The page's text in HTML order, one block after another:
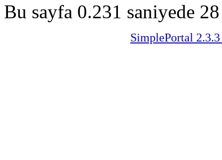
Bu sayfa 0.231 saniyede
SimplePortal